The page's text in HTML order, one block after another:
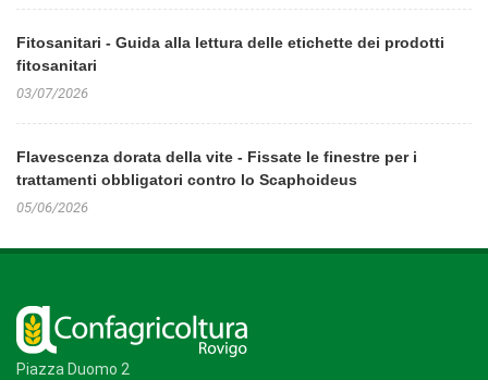
Fitosanitari - Guida alla lettura delle etichette dei prodotti
fitosanitari
03/07/2026
Flavescenza dorata della vite - Fissate le finestre per i
trattamenti obbligatori contro lo Scaphoideus
05/06/2026
Piazza Duomo 2